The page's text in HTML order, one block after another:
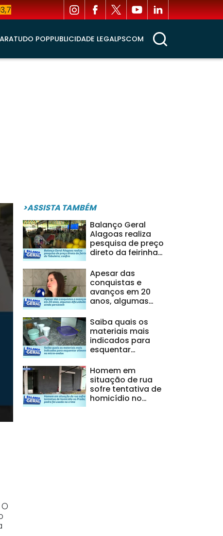
TUDO POPPUBLICIDADE LEGALPSCOM
>ASSISTA TAMBÉM
Balanço Geral
Alagoas realiza
pesquisa de preço
direto da feirinha
confira
Apesar das
conquistas e
avanços em 20
anos, algumas
persistem
Saiba quais os
materiais mais
indicados para
esquentar
micro-ondas
Homem em
situação de rua
sofre tentativa de
homicídio no